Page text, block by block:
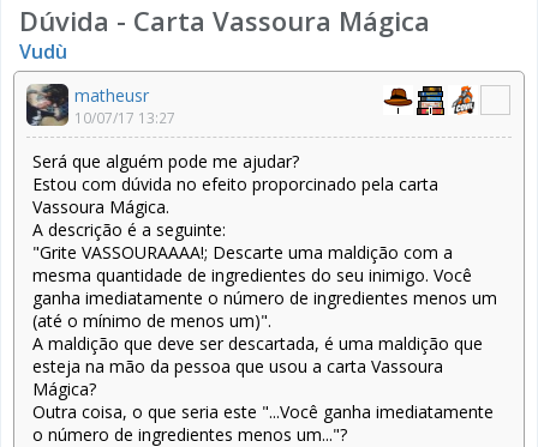
Dúvida - Carta Vassoura Mágica
Vudù
matheusr
10/07/17 13:27
Será que alguém pode me ajudar?
Estou com dúvida no efeito proporcinado pela carta
Vassoura Mágica.
A descrição é a seguinte:
"Grite VASSOURAAAA!; Descarte uma maldição com a
mesma quantidade de ingredientes do seu inimigo. Você
ganha imediatamente o número de ingredientes menos um
(até o mínimo de menos um)".
A maldição que deve ser descartada, é uma maldição que
esteja na mão da pessoa que usou a carta Vassoura
Mágica?
Outra coisa, o que seria este "...Você ganha imediatamente
o número de ingredientes menos um..."?